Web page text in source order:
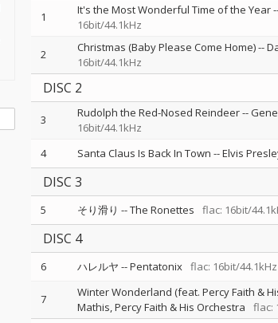
1 It's the Most Wonderful Time of the Year
16bit/44.1kHz
2 Christmas (Baby Please Come Home)--
16bit/44.1kHz
DISC 2
3 Rudolph the Red-Nosed Reindeer--
16bit/44.1kHz
4 Santa Claus Is Back In Town --Elvis
DISC 3
5 そり滑り --The Ronettes flac: 16bit/
DISC 4
6 ハレルヤ --Pentatonix flac: 16bit/44.1kHz
7 Winter Wonderland (feat. Percy Faith &
Mathis Percy Faith & His Orchestra flac: